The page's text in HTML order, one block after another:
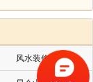
风水装修设计